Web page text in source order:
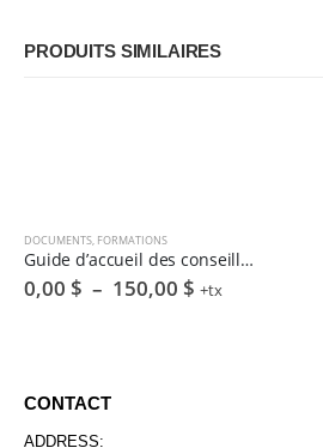
PRODUITS SIMILAIRES
DOCUMENTS, FORMATIONS
Guide d’accueil des conseillers en transfert d’entreprise agricole (PDF)
0,00 $ – 150,00 $ Plage
+tx
CONTACT
ADDRESS: